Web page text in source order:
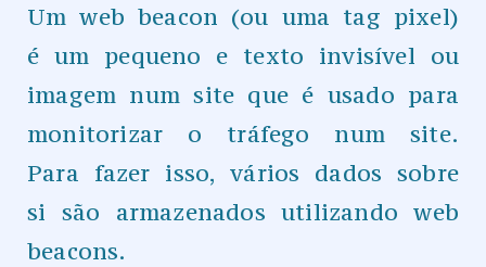
Um web beacon (ou uma tag pixel)
é um pequeno e texto invisível ou
imagem num site que é usado para
monitorizar o tráfego num site.
Para fazer isso, vários dados sobre
si são armazenados utilizando web
beacons.